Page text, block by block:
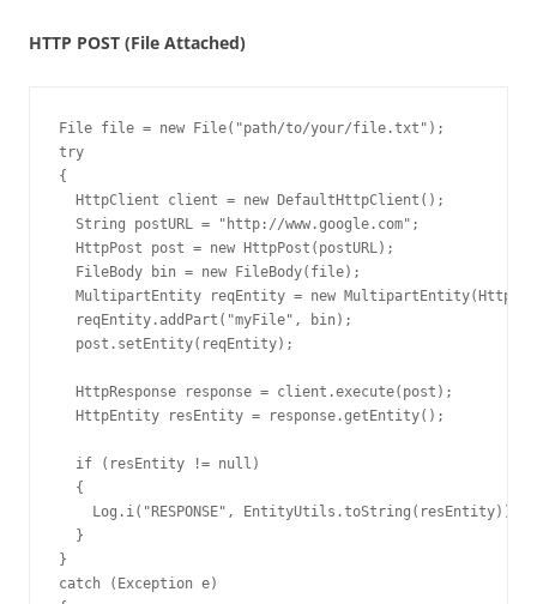
HTTP POST (File Attached)
File file = new File("path/to/your/file.txt");
try
{
  HttpClient client = new DefaultHttpClient();
  String postURL = "http://www.google.com";
  HttpPost post = new HttpPost(postURL);
  FileBody bin = new FileBody(file);
MultipartEntity reqEntity = new
  reqEntity.addPart("myFile", bin);
  post.setEntity(reqEntity);
  HttpResponse response = client.execute(post);
  HttpEntity resEntity = response.getEntity();
  if (resEntity != null)
  {
    Log.i("RESPONSE", EntityUtils.toString(resEntity));
  }
}
catch (Exception e)